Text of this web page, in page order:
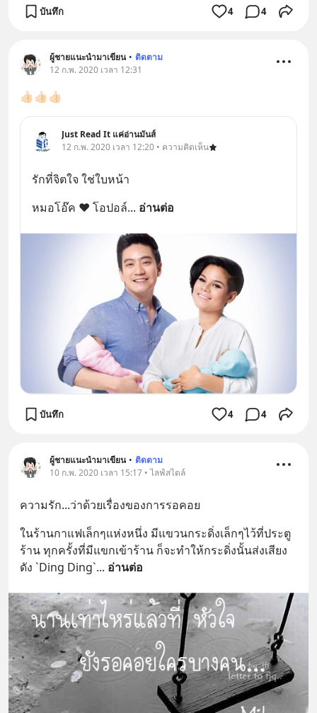
บันทึก 4 4
ผู้ชายแนะนำมาเขียน • ติดตาม
12 ก.พ. 2020 เวลา 12:31
👍🏻👍🏻👍🏻
Just Read It แค่อ่านมันส์
12 ก.พ. 2020 เวลา 12:20 • ความคิดเห็น
รักที่จิตใจ ใช่ใบหน้า
หมอโอ๊ค ❤ โอปอล์... อ่านต่อ
บันทึก 4 4
ผู้ชายแนะนำมาเขียน • ติดตาม
10 ก.พ. 2020 เวลา 15:17 • ไลฟ์สไตล์
ความรัก...ว่าด้วยเรื่องของการรอคอย
ในร้านกาแฟเล็กๆแห่งหนึ่ง มีแขวนกระดิ่งเล็กๆไว้ที่ประตู
ร้าน ทุกครั้งที่มีแขกเข้าร้าน ก็จะทำให้กระดิ่งนั้นส่งเสียง
ดัง `Ding Ding`... อ่านต่อ